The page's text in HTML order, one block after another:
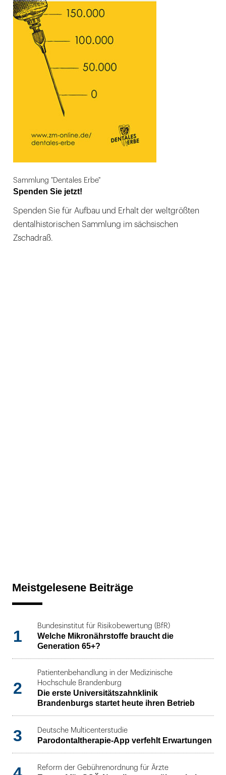
Sammlung "Dentales Erbe"
Spenden Sie jetzt!
Spenden Sie für Aufbau und Erhalt der weltgrößten
dentalhistorischen Sammlung im sächsischen
Zschadraß.
Meistgelesene Beiträge
1
Bundesinstitut für Risikobewertung (BfR)
Welche Mikronährstoffe braucht die
Generation 65+?
2
Patientenbehandlung in der Medizinische
Hochschule Brandenburg
Die erste Universitätszahnklinik
Brandenburgs startet heute ihren Betrieb
3 Deutsche Multicenterstudie
Parodontaltherapie-App verfehlt Erwartungen
Reform der Gebührenordnung für Ärzte